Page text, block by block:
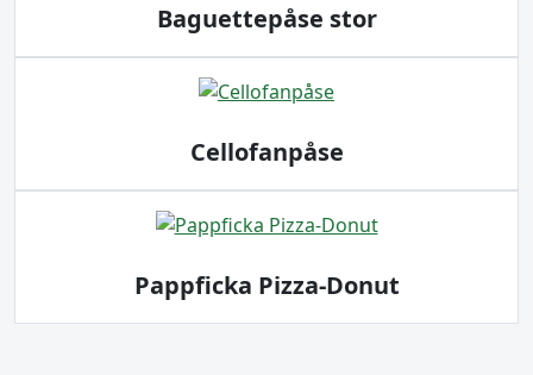
Baguettepåse stor
Cellofanpåse
Pappficka Pizza-Donut